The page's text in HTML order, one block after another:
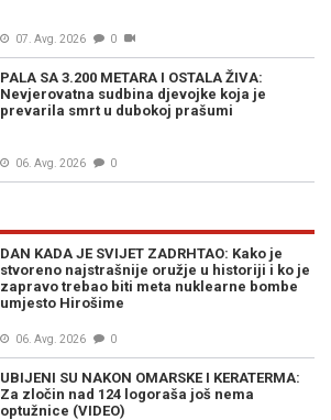
07. Avg. 2026 0
PALA SA 3.200 METARA I OSTALA ŽIVA:
Nevjerovatna sudbina djevojke koja je
prevarila smrt u dubokoj prašumi
06. Avg. 2026 0
DAN KADA JE SVIJET ZADRHTAO: Kako je
stvoreno najstrašnije oružje u historiji i ko je
zapravo trebao biti meta nuklearne bombe
umjesto Hirošime
06. Avg. 2026 0
UBIJENI SU NAKON OMARSKE I KERATERMA:
Za zločin nad 124 logoraša još nema
optužnice (VIDEO)